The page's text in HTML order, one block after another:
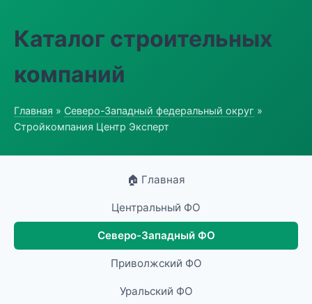
Каталог строительных
компаний
Главная » Северо-Западный федеральный округ »
Стройкомпания Центр Эксперт
🏠 Главная
Центральный ФО
Северо-Западный ФО
Приволжский ФО
Уральский ФО